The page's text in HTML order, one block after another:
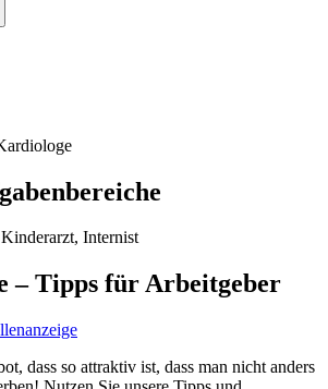
Internist
– Tipps für Arbeitgeber
dass so attraktiv ist, dass man nicht anders